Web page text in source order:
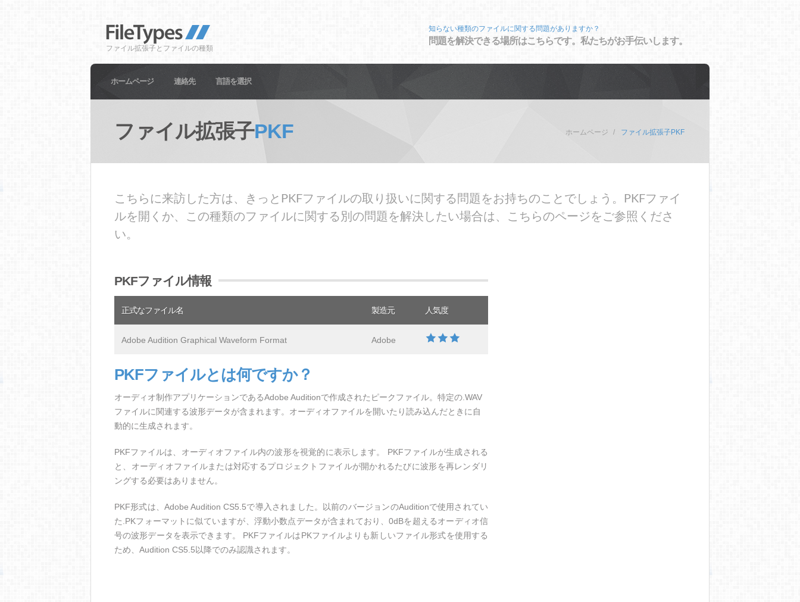
ファイル拡張子とファイルの種類
知らない種類のファイルに関する問題がありますか？
問題を解決できる場所はこちらです。私たちがお手伝いします。
ホームページ 連絡先 言語を選択
ファイル拡張子PKF ホームページ ファイル拡張子PKF
こちらに来訪した方は、きっとPKFファイルの取り扱いに関する問題をお持ちのことでしょう。PKFファイ
ルを開くか、この種類のファイルに関する別の問題を解決したい場合は、こちらのページをご参照くださ
い。
PKFファイル情報
正式なファイル名 製造元 人気度
Adobe Audition Graphical Waveform Format Adobe
PKFファイルとは何ですか？
オーディオ制作アプリケーションであるAdobe Auditionで作成されたピークファイル。特定の.WAV
ファイルに関連する波形データが含まれます。オーディオファイルを開いたり読み込んだときに自
動的に生成されます。
PKFファイルは、オーディオファイル内の波形を視覚的に表示します。 PKFファイルが生成される
と、オーディオファイルまたは対応するプロジェクトファイルが開かれるたびに波形を再レンダリ
ングする必要はありません。
PKF形式は、Adobe Audition CS5.5で導入されました。以前のバージョンのAuditionで使用されてい
た.PKフォーマットに似ていますが、浮動小数点データが含まれており、0dBを超えるオーディオ信
号の波形データを表示できます。 PKFファイルはPKファイルよりも新しいファイル形式を使用する
ため、Audition CS5.5以降でのみ認識されます。